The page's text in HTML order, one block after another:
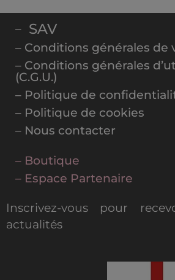
– SAV
– Conditions générales de
– Conditions générales
(C.G.U.)
– Politique de
– Politique de cookies
– Nous contacter
– Boutique
– Espace Partenaire
Inscrivez-vous pour
actualités